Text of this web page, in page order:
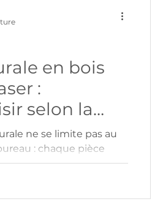
en bois
:
selon la
ne se limite pas au
: chaque pièce
de volume,